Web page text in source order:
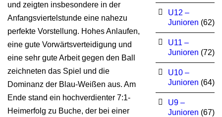
und zeigten insbesondere in der
Anfangsviertelstunde eine nahezu
perfekte Vorstellung. Hohes Anlaufen,
eine gute Vorwärtsverteidigung und
eine sehr gute Arbeit gegen den Ball
zeichneten das Spiel und die
Dominanz der Blau-Weißen aus. Am
Ende stand ein hochverdienter 7:1-
Heimerfolg zu Buche, der bei einer
U12 –
Junioren (62)
U11 –
Junioren (72)
U10 –
Junioren (64)
U9 –
Junioren (67)